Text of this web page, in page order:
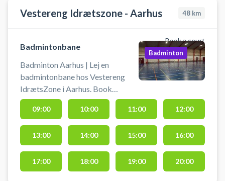
Vestereng Idrætszone - Aarhus 48 km
Book a court
Badmintonbane
Badminton Aarhus | Lej en
badmintonbane hos Vestereng
IdrætsZone i Aarhus. Book
badmintonbane og spil badminton
i Aarhus på en af Vestereng
IdrætsZones badmintonbaner.
Tiderne er 60 min. ad gangen.
Medbring egen ketcher og
fjerbolde. Banen skal selv opstilles
- Nettene står klar inde i hallen.
Badminton
09:00 10:00 11:00 12:00
13:00 14:00 15:00 16:00
17:00 18:00 19:00 20:00